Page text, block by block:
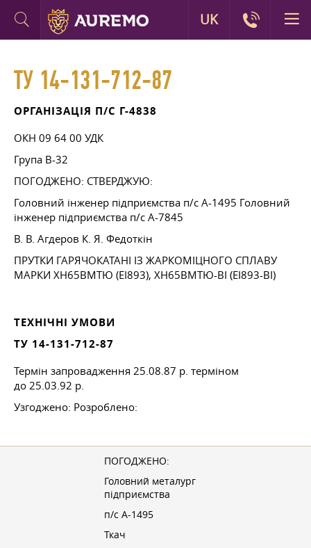
ТУ 14-131-712-87
ОРГАНІЗАЦІЯ П/С Г-4838
ОКН 09 64 00 УДК
Група В-32
ПОГОДЖЕНО: СТВЕРДЖУЮ:
Головний інженер підприємства п/с А-1495 Головний
інженер підприємства п/с А-7845
В. В. Агдеров К. Я. Федоткін
ПРУТКИ ГАРЯЧОКАТАНІ ІЗ ЖАРКОМІЦНОГО СПЛАВУ
МАРКИ ХН65ВМТЮ (ЕІ893), ХН65ВМТЮ-ВІ (ЕІ893-ВІ)
ТЕХНІЧНІ УМОВИ
ТУ 14-131-712-87
Термін запровадження 25.08.87 р. терміном
до 25.03.92 р.
Узгоджено: Розроблено:
ПОГОДЖЕНО:
Головний металург
підприємства
п/с А-1495
Ткач
UK